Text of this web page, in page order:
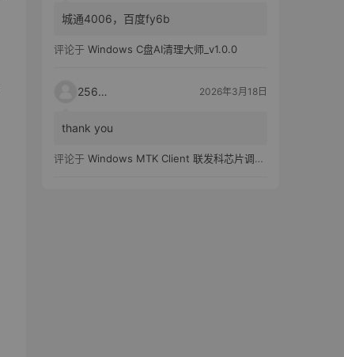
城通4006，百度fy6b
评论于 Windows C盘AI清理大师_v1.0.0
25651 2026年3月18日
thank you
评论于 Windows MTK Client 联发科芯片调试工具_v2.01 汉化版